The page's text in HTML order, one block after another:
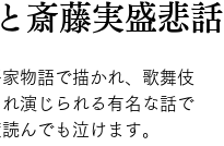
斎藤実盛悲話
物語で描かれ、歌舞伎
演じられる有名な話で
んでも泣けます。